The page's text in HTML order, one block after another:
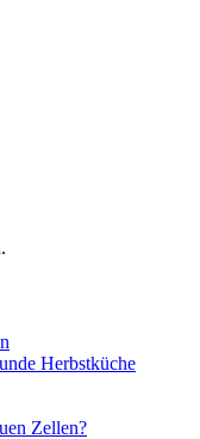
Herbstküche
Zellen?